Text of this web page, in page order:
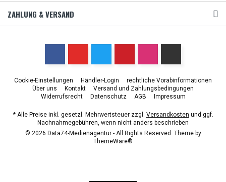
ZAHLUNG & VERSAND
Cookie-Einstellungen Händler-Login
rechtliche Vorabinformationen
Über uns
Kontakt
Versand und Zahlungsbedingungen
Widerrufsrecht
Datenschutz AGB Impressum
* Alle Preise inkl. gesetzl. Mehrwertsteuer zzgl. Versandkosten und ggf.
Nachnahmegebühren, wenn nicht anders beschrieben
© 2026 Data74-Medienagentur - All Rights Reserved. Theme by
ThemeWare®